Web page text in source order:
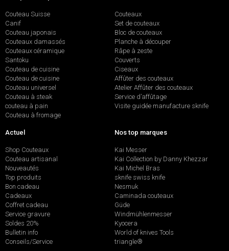
Couteau Suisse
Canif
Couteau japonais
Couteaux damassés
Couteaux céramique
Santoku
Couteau de cuisine
Couteau de cuisine
Couteau universel
Couteau à steak
couteau à pain
Couteau à fromage
Couteaux
Set de couteaux
Bloc de couteaux
Planche à découper
Râpe à zeste
Couverts
Ciseaux
Affûter des couteaux
Atelier Affûter des couteaux
Service d’affûtage
Visite guidée manufacture sknife
Actuel
Shop Couteaux
Couteau artisanal
Nouveautés
Top produits
Bon cadeau
Cadeaux
Coffret cadeau
Service gravure
Soldes 20%
Bulletin info
Conseils/Service
Nos top marques
Kai Messer
Kai Collection by Danny Khezzar
Kai Michel Bras
sknife swiss knife
Nesmuk
Caminada couteaux
Güde
Windmühlenmesser
Kyocera
World of knives Tools
triangle®